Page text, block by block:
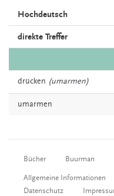
Hochdeutsch
direkte Treffer
drücken (umarmen)
umarmen
Bücher Buurman
Allgemeine Informationen
Datenschutz